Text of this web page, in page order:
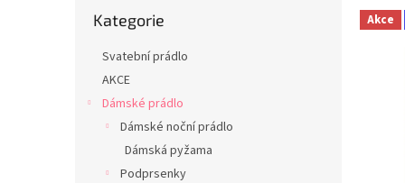
kategorie
Kategorie
Svatební prádlo
AKCE
Dámské prádlo
Dámské noční prádlo
Dámská pyžama
Podprsenky
Akce